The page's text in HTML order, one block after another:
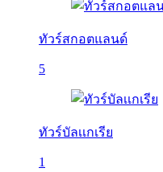
ทัวร์สกอตแลนด์
5
ทัวร์บัลเเกเรีย
1